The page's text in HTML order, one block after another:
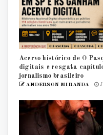
Acervo histórico de O
digitais e resgata capítulo
jornalismo brasileiro
ANDERSON MIRANDA